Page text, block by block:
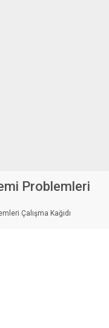
Problemleri
Çalışma Kağıdı